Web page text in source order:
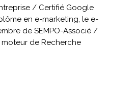
/ Certifié Google
en e-marketing, le e-
de SEMPO-Associé /
de Recherche